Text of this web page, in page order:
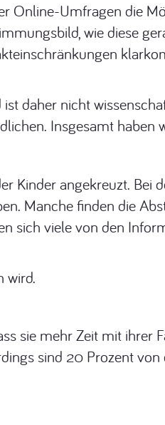
Online-Umfragen die
wie diese
daher nicht
Insgesamt haben
Kinder angekreuzt. Bei
Manche finden die
sich viele von den
wird.
sie mehr Zeit mit ihrer
sind 20 Prozent von